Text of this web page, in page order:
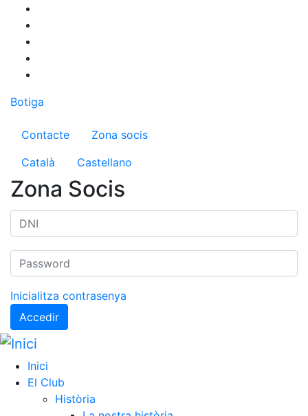
contingut
Botiga
Menú del compte d'usuari
Contacte
Zona socis
Català
Castellano
Zona Socis
Inicialitza contrasenya
Accedir
Inici
El Club
Història